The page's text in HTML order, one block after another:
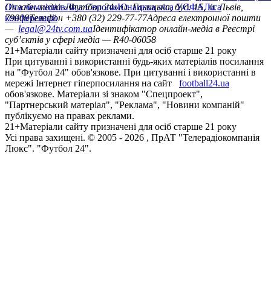
Ліга чемпіонівЛіга ЄвропиЮнацька ліга УЄФАЛіга
конференцій
Онлайн-медіа «Футбол 24»пл. Галицька, буд. 15, м. Львів,
79008Телефон +380 (32) 229-77-77Адреса електронної пошти
— legal@24tv.com.uaІдентифікатор онлайн-медіа в Реєстрі
суб’єктів у сфері медіа — R40-06058
21+Матеріали сайту призначені для осіб старше 21 року
При цитуванні і використанні будь-яких матеріалів посилання
на "Футбол 24" обов'язкове. При цитуванні і використанні в
мережі Інтернет гіперпосилання на сайт
football24.ua
обов'язкове. Матеріали зі знаком "Спецпроект",
"Партнерський матеріал", "Реклама", "Новини компаній"
публікуємо на правах реклами.
21+Матеріали сайту призначені для осіб старше 21 року
Усi права захищенi. © 2005 - 2026 , ПрАТ "Телерадіокомпанія
Люкс". "Футбол 24".